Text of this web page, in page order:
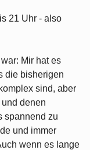
21 Uhr - also
Mir hat es
die bisherigen
sind, aber
denen
spannend zu
und immer
wenn es lange